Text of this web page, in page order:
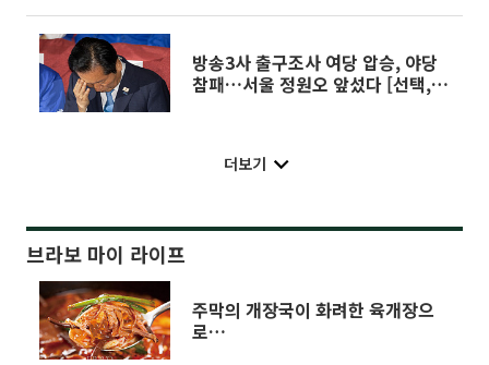
방송3사 출구조사 여당 압승, 야당
참패…서울 정원오 앞섰다 [선택,
더보기
브라보 마이 라이프
주막의 개장국이 화려한 육개장으
로…